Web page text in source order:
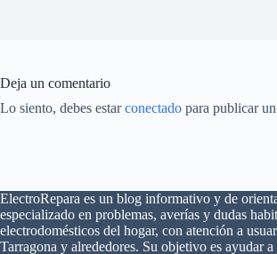
Deja un comentario
Lo siento, debes estarconectado para publicar
ElectroRepara es un blog informativo y de
especializado en problemas, averías y dudas
electrodomésticos del hogar, con atención a
Tarragona y alrededores. Su objetivo es ayudar
¿Problemas con